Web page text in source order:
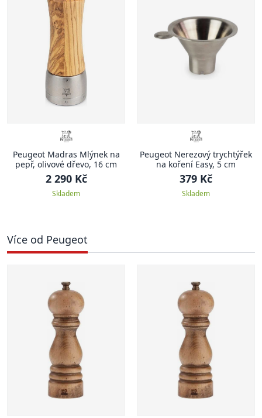
Peugeot Madras Mlýnek na
pepř, olivové dřevo, 16 cm
2 290 Kč
Skladem
Peugeot Nerezový trychtýřek
na koření Easy, 5 cm
379 Kč
Skladem
Více od Peugeot